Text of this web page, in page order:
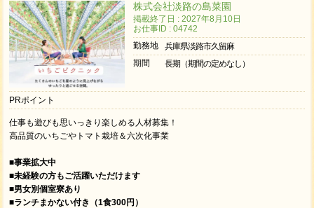
株式会社淡路の島菜園
掲載終了日 : 2027年8月10日
お仕事ID : 04742
勤務地
兵庫県淡路市久留麻
期間
長期（期間の定めなし）
PRポイント
仕事も遊びも思いっきり楽しめる人材募集！
高品質のいちごやトマト栽培＆六次化事業
■事業拡大中
■未経験の方もご活躍いただけます
■男女別個室寮あり
■ランチまかない付き（1食300円）